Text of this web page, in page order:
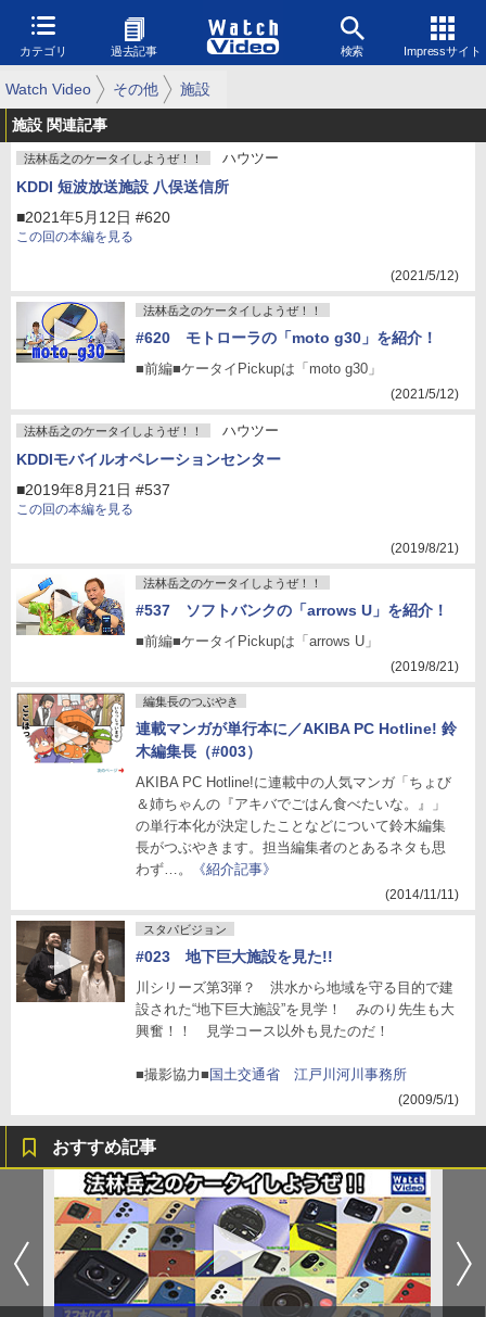
カテゴリ 過去記事 検索 Impressサイト
Watch Video その他 施設
施設 関連記事
法林岳之のケータイしようぜ！！ ハウツー
KDDI 短波放送施設 八俣送信所
■2021年5月12日 #620
この回の本編を見る
(2021/5/12)
法林岳之のケータイしようぜ！！
#620 モトローラの「moto g30」を紹介！
■前編■ケータイPickupは「moto g30」
(2021/5/12)
法林岳之のケータイしようぜ！！ ハウツー
KDDIモバイルオペレーションセンター
■2019年8月21日 #537
この回の本編を見る
(2019/8/21)
法林岳之のケータイしようぜ！！
#537 ソフトバンクの「arrows U」を紹介！
■前編■ケータイPickupは「arrows U」
(2019/8/21)
編集長のつぶやき
連載マンガが単行本に／AKIBA PC Hotline! 鈴
木編集長（#003）
AKIBA PC Hotline!に連載中の人気マンガ「ちょび
＆姉ちゃんの『アキバでごはん食べたいな。』」
の単行本化が決定したことなどについて鈴木編集
長がつぶやきます。担当編集者のとあるネタも思
わず…。
《紹介記事》
(2014/11/11)
スタパビジョン
#023 地下巨大施設を見た!!
川シリーズ第3弾？ 洪水から地域を守る目的で建
設された“地下巨大施設”を見学！ みのり先生も大
興奮！！ 見学コース以外も見たのだ！
■撮影協力■ 国土交通省 江戸川河川事務所
(2009/5/1)
おすすめ記事